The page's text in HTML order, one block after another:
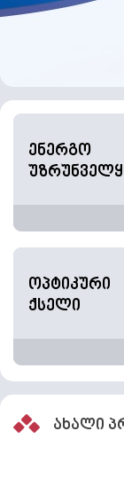
ენერგო
ოპტიკური
ქსელი
ახალი